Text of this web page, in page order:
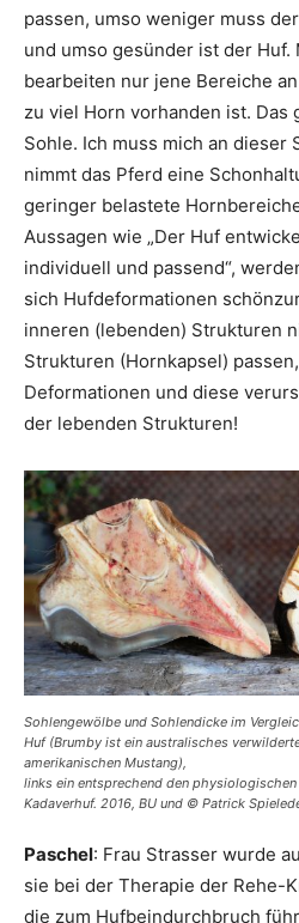
passen, umso weniger muss
und umso gesünder ist der
bearbeiten nur jene Bereiche
zu viel Horn vorhanden ist. Das
Sohle. Ich muss mich an dieser
nimmt das Pferd eine
geringer belastete
Aussagen wie „Der Huf
individuell und passend“,
sich Hufdeformationen
inneren (lebenden) Strukturen
Strukturen (Hornkapsel)
Deformationen und diese
der lebenden Strukturen!
Sohlengewölbe und Sohlendicke im
Huf (Brumby ist ein australisches
amerikanischen Mustang),
links ein entsprechend den
Kadaverhuf. 2016, BU und © Patrick
Paschel: Frau Strasser wurde
sie bei der Therapie der Rehe-
die zum Hufbeindurchbruch